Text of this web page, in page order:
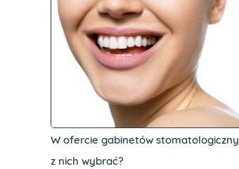
W ofercie gabinetów
z nich wybrać?